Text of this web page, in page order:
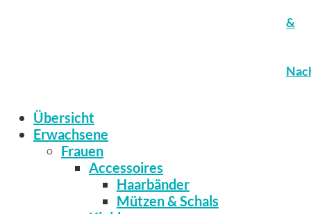
&
Übersicht
Erwachsene
Frauen
Accessoires
Haarbänder
Mützen & Schals